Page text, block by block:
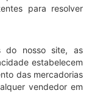
para resolver
do nosso site, as
estabelecem
das mercadorias
vendedor em